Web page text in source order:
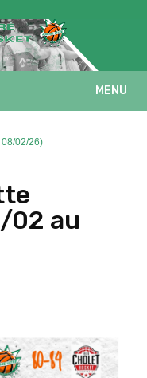
MENU
02/26)
02 au